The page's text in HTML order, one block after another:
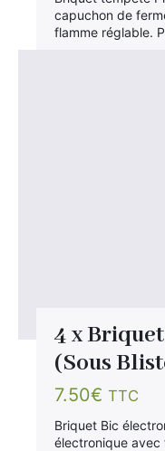
capuchon de
flamme réglable.
4 x
(Sous
7.50€ TTC
Briquet Bic
électronique